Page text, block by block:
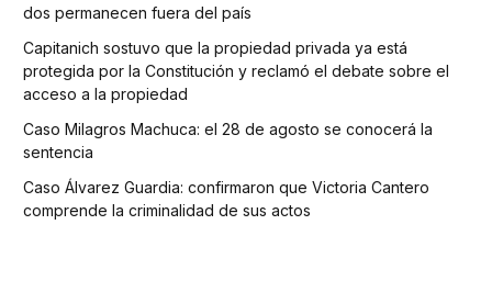
dos permanecen fuera del país
Capitanich sostuvo que la propiedad privada ya está
protegida por la Constitución y reclamó el debate sobre el
acceso a la propiedad
Caso Milagros Machuca: el 28 de agosto se conocerá la
sentencia
Caso Álvarez Guardia: confirmaron que Victoria Cantero
comprende la criminalidad de sus actos